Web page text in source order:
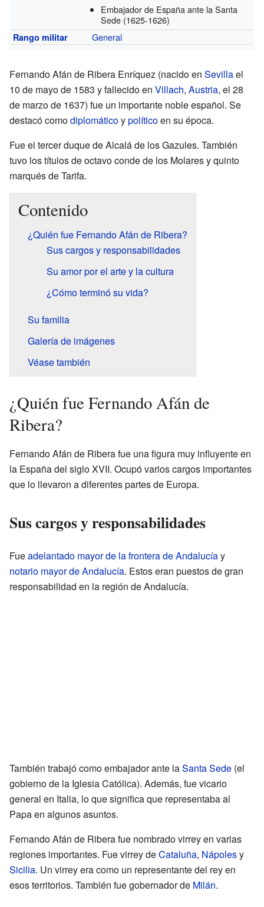
Embajador de España ante la Santa
Sede (1625-1626)
Rango militar General
Fernando Afán de Ribera Enríquez (nacido en Sevillael
10 de mayo de 1583 y fallecido en Villach, Austria, el 28
de marzo de 1637) fue un importante noble español. Se
destacó comodiplomáticoypolíticoen su época.
Fue el tercer duque de Alcalá de los Gazules. También
tuvo los títulos de octavo conde de los Molares y quinto
marqués de Tarifa.
Contenido
¿Quién fue Fernando Afán de Ribera?
Sus cargos y responsabilidades
Su amor por el arte y la cultura
¿Cómo terminó su vida?
Su familia
Galería de imágenes
Véase también
¿Quién fue Fernando Afán de
Ribera?
Fernando Afán de Ribera fue una figura muy influyente en
la España del siglo XVII. Ocupó varios cargos importantes
que lo llevaron a diferentes partes de Europa.
Sus cargos y responsabilidades
Fueadelantado mayor de la frontera de Andalucíay
notario mayor de Andalucía. Estos eran puestos de gran
responsabilidad en la región de Andalucía.
También trabajó como embajador ante laSanta Sede (el
gobierno de la Iglesia Católica). Además, fue vicario
general en Italia, lo que significa que representaba al
Papa en algunos asuntos.
Fernando Afán de Ribera fue nombrado virrey en varias
regiones importantes. Fue virrey deCataluña, Nápolesy
Sicilia. Un virrey era como un representante del rey en
esos territorios. También fue gobernador de Milán.